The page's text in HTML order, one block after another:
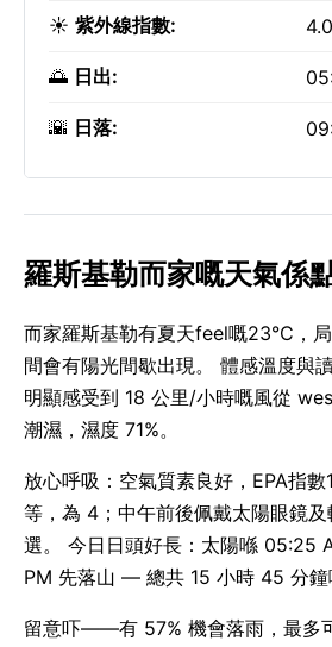
☀️ 紫外線指數: 4.0
🌅 日出:
🌇 日落:
羅斯基勒而家嘅天氣係
而家羅斯基勒有夏天feel嘅23°C，
間會有陽光間歇出現。 體感溫度與
明顯感受到 18 公里/小時嘅風從
潮濕，濕度 71%。
放心呼吸：空氣質素良好，EPA指數
等，為 4；中午前後佩戴太陽眼鏡
選。 今日日頭好長：太陽喺 05:25
PM 先落山 — 總共 15 小時 45 分鐘
留意吓——有 57% 機會落雨，最多